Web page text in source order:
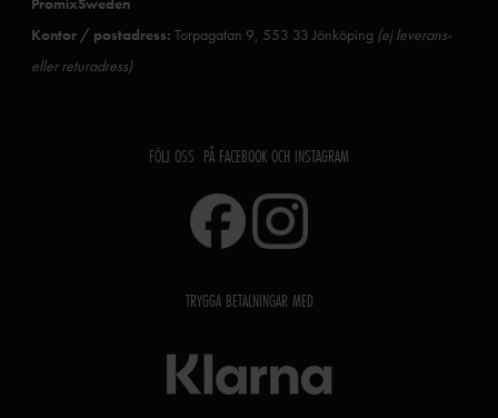
Kontor / postadress: Torpagatan 9, 553 33 Jönköping (ej leverans-
eller returadress)
FÖLJ OSS PÅ FACEBOOK OCH INSTAGRAM
TRYGGA BETALNINGAR MED